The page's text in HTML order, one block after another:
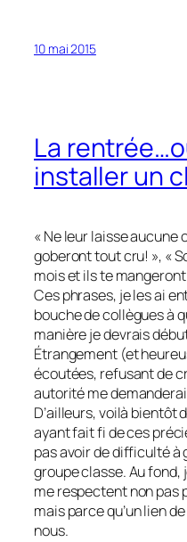
10 mai 2015
La
installer un
« Ne leur laisse aucune
goberont tout cru! », «
mois et ils te
Ces phrases, je les ai
bouche de collègues à
manière je devrais
Étrangement (et
écoutées, refusant de
autorité me
D’ailleurs, voilà bientôt
ayant fait fi de ces
pas avoir de difficulté à
groupe classe. Au fond,
me respectent non pas
mais parce qu’un lien
nous.